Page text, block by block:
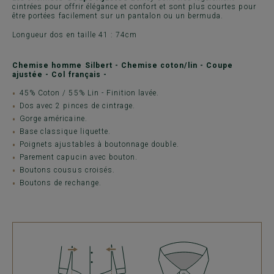
cintrées pour offrir élégance et confort et sont plus courtes pour
être portées facilement sur un pantalon ou un bermuda.
Longueur dos en taille 41 : 74cm
Chemise homme Silbert - Chemise coton/lin - Coupe
ajustée - Col français -
45% Coton / 55% Lin - Finition lavée.
Dos avec 2 pinces de cintrage.
Gorge américaine.
Base classique liquette.
Poignets ajustables à boutonnage double.
Parement capucin avec bouton.
Boutons cousus croisés.
Boutons de rechange.